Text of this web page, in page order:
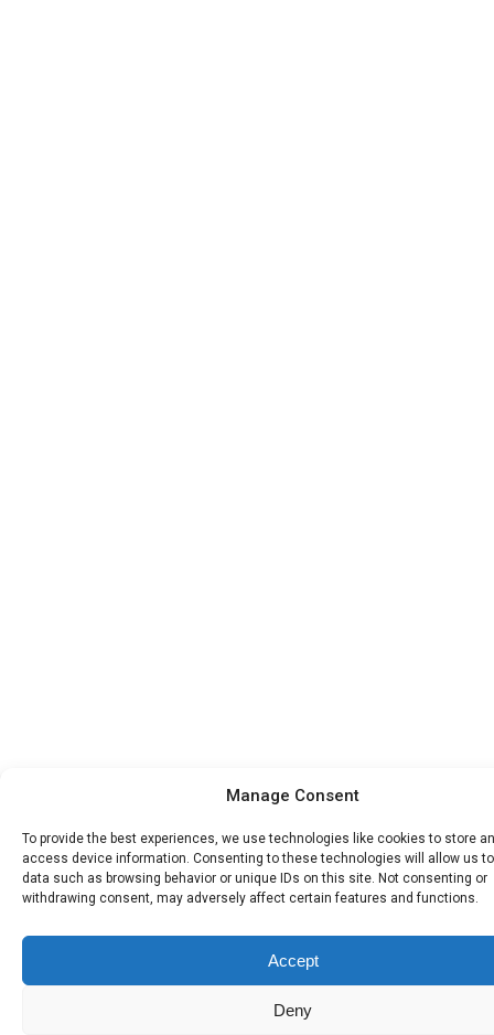
Manage Consent
To provide the best experiences, we use technologies like cookies to store
access device information. Consenting to these technologies will allow us
data such as browsing behavior or unique IDs on this site. Not consenting or
withdrawing consent, may adversely affect certain features and functions.
Accept
Deny